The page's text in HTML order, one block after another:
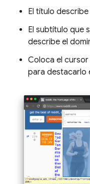
El título
El subtítulo que
describe el
Coloca el
para destacarlo